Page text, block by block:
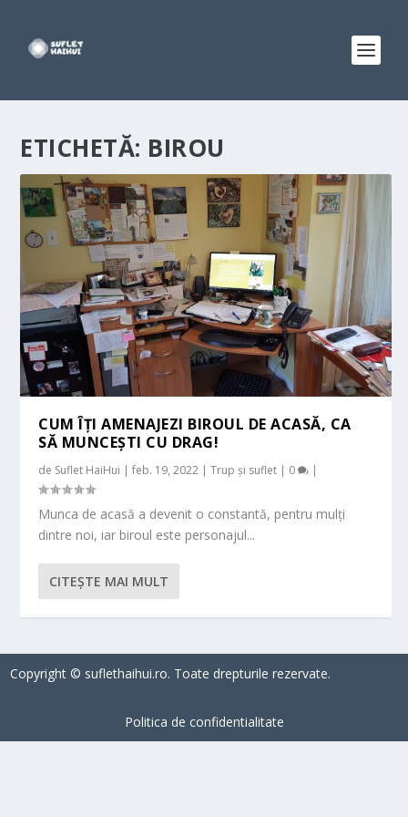
ETICHETĂ: BIROU
CUM ÎȚI AMENAJEZI BIROUL DE ACASĂ, CA
SĂ MUNCEȘTI CU DRAG!
de Suflet HaiHui |feb. 19, 2022 |Trup și suflet | 0 |
Munca de acasă a devenit o constantă, pentru mulți
dintre noi, iar biroul este personajul...
CITEŞTE MAI MULT
Copyright © suflethaihui.ro. Toate drepturile rezervate.
Politica de confidentialitate